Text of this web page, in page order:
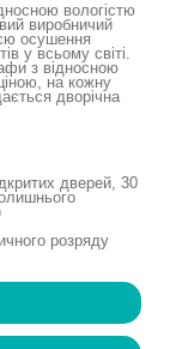
вологістю
виробничий
осушення
у всьому світі.
з відносною
на кожну
дворічна
дверей, 30
розряду